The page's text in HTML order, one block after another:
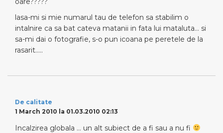
lasa-mi si mie numarul tau de telefon sa stabilim o
intalnire ca sa bat cateva matanii in fata lui mataluta… si
sa-mi dai o fotografie, s-o pun icoana pe peretele de la
rasarit…..
De calitate
1 March 2010 la 01.03.2010 02:13
Incalzirea globala … un alt subiect de a fi sau a nu fi